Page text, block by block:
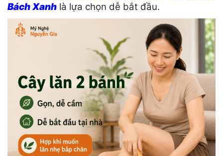
Bách Xanh là lựa chọn dễ bắt đầu.